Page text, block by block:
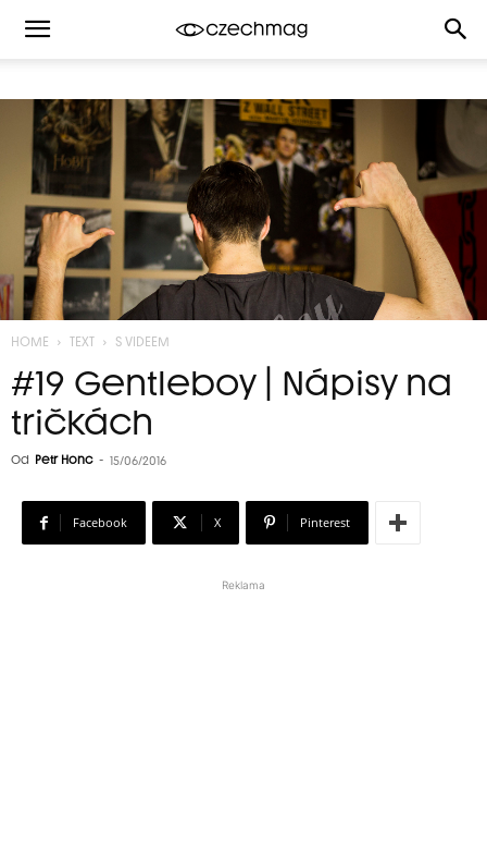
HOME TEXT S VIDEEM
#19 Gentleboy | Nápisy na
tričkách
Od Petr Honc - 15/06/2016
Facebook X Pinterest
Reklama